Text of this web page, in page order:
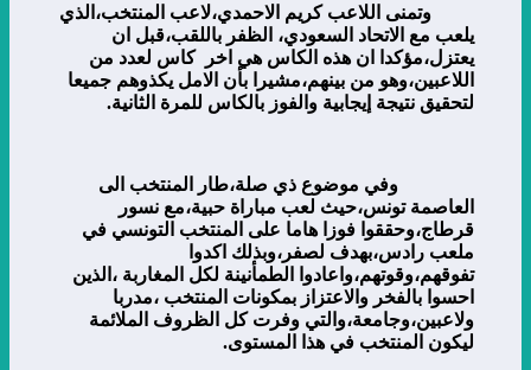
وتمنى اللاعب كريم الاحمدي،لاعب المنتخب،الذي
يلعب مع الاتحاد السعودي، الظفر باللقب،قبل ان
يعتزل،مؤكدا ان هذه الكاس هي اخر كاس لعدد من
اللاعبين،وهو من بينهم،مشيرا بأن الامل يكذوهم جميعا
لتحقيق نتيجة إيجابية والفوز بالكاس للمرة الثانية.
وفي موضوع ذي صلة،طار المنتخب الى
العاصمة تونس،حيث لعب مباراة حبية،مع نسور
قرطاج،وحققوا فوزا هاما على المنتخب التونسي في
ملعب رادس،بهدف لصفر،وبذلك اكدوا
تفوقهم،وقوتهم،واعادوا الطمأنينة لكل المغاربة ،الذين
احسوا بالفخر والاعتزاز بمكونات المنتخب ،مدربا
ولاعبين،وجامعة،والتي وفرت كل الظروف الملائمة
ليكون المنتخب في هذا المستوى.